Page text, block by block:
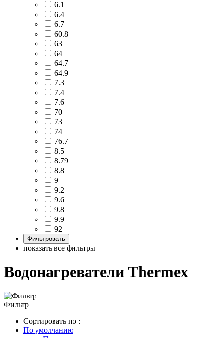
6.1
6.4
6.7
60.8
63
64
64.7
64.9
7.3
7.4
7.6
70
73
74
76.7
8.5
8.79
8.8
9
9.2
9.6
9.8
9.9
92
показать все фильтры
Водонагреватели Thermex
Фильтр
Сортировать по :
По умолчанию